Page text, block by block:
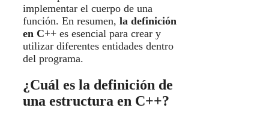
implementar el cuerpo de una
función. En resumen, la definición
en C++ es esencial para crear y
utilizar diferentes entidades dentro
del programa.
¿Cuál es la definición de
una estructura en C++?